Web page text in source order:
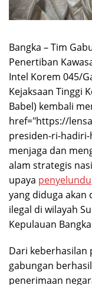
Bangka – Tim
Penertiban
Intel Korem 045/
Kejaksaan Tinggi
Babel) kembali
href="https://
presiden-ri-
menjaga dan
alam strategis
upaya
yang diduga
ilegal di wilayah
Kepulauan
Dari keberhasilan
gabungan
penerimaan